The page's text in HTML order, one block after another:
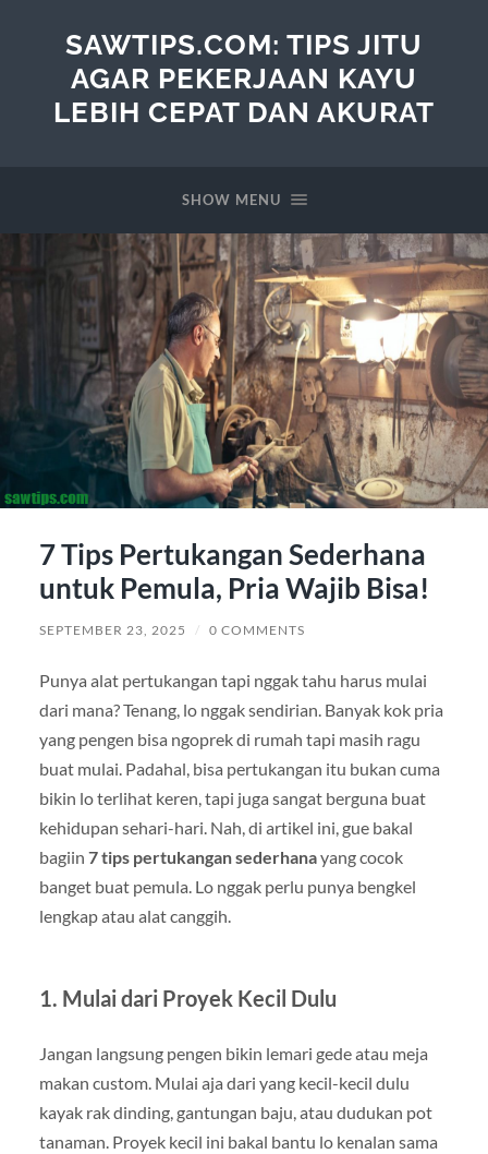
SAWTIPS.COM: TIPS JITU
AGAR PEKERJAAN KAYU
LEBIH CEPAT DAN AKURAT
SHOW MENU
7 Tips Pertukangan Sederhana
untuk Pemula, Pria Wajib Bisa!
SEPTEMBER 23, 2025 / 0 COMMENTS
Punya alat pertukangan tapi nggak tahu harus mulai
dari mana? Tenang, lo nggak sendirian. Banyak kok pria
yang pengen bisa ngoprek di rumah tapi masih ragu
buat mulai. Padahal, bisa pertukangan itu bukan cuma
bikin lo terlihat keren, tapi juga sangat berguna buat
kehidupan sehari-hari. Nah, di artikel ini, gue bakal
bagiin 7 tips pertukangan sederhanayang cocok
banget buat pemula. Lo nggak perlu punya bengkel
lengkap atau alat canggih.
1. Mulai dari Proyek Kecil Dulu
Jangan langsung pengen bikin lemari gede atau meja
makan custom. Mulai aja dari yang kecil-kecil dulu
kayak rak dinding, gantungan baju, atau dudukan pot
tanaman. Proyek kecil ini bakal bantu lo kenalan sama